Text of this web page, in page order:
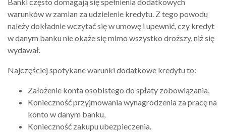
warunków w zamian za udzielenie kredytu. Z tego powodu
należy dokładnie wczytać się w umowę i upewnić, czy kredyt
w danym banku nie okaże się mimo wszystko droższy, niż się
wydawał.
Najczęściej spotykane warunki dodatkowe kredytu to:
Założenie konta osobistego do spłaty zobowiązania,
Konieczność przyjmowania wynagrodzenia za pracę na
konto w danym banku,
Konieczność zakupu ubezpieczenia.